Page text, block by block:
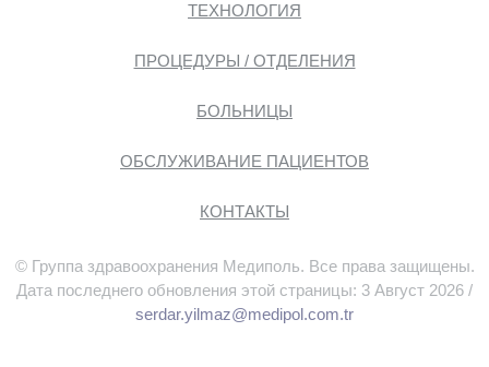
ТЕХНОЛОГИЯ
ПРОЦЕДУРЫ / ОТДЕЛЕНИЯ
БОЛЬНИЦЫ
ОБСЛУЖИВАНИЕ ПАЦИЕНТОВ
КОНТАКТЫ
© Группа здравоохранения Медиполь. Все права защищены.
Дата последнего обновления этой страницы: 3 Август 2026 /
serdar.yilmaz@medipol.com.tr